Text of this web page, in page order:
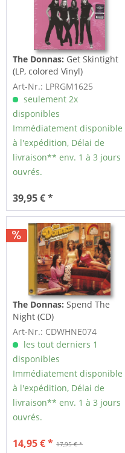
The Donnas: Get Skintight
(LP, colored Vinyl)
Art-Nr.: LPRGM1625
seulement 2x
disponibles
Immédiatement disponible
à l'expédition, Délai de
livraison** env. 1 à 3 jours
ouvrés.
39,95 € *
The Donnas: Spend The
Night (CD)
Art-Nr.: CDWHNE074
les tout derniers 1
disponibles
Immédiatement disponible
à l'expédition, Délai de
livraison** env. 1 à 3 jours
ouvrés.
17,95 € *
14,95 € *